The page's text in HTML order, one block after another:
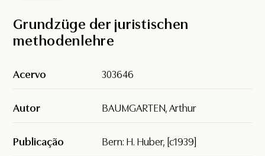
Grundzüge der juristischen
methodenlehre
Acervo 303646
Autor BAUMGARTEN, Arthur
Publicação Bern: H. Huber, [c1939]